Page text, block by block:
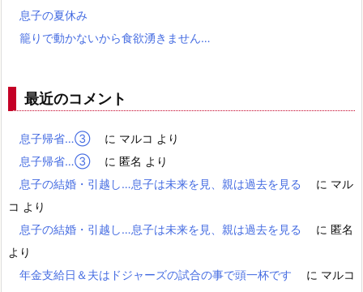
息子の夏休み
籠りで動かないから食欲湧きません…
最近のコメント
息子帰省…③ に マルコ より
息子帰省…③
に 匿名 より
息子の結婚・引越し…息子は未来を見、親は過去を見る
に マル
コ より
息子の結婚・引越し…息子は未来を見、親は過去を見る
に 匿名
より
年金支給日＆夫はドジャーズの試合の事で頭一杯です
に マルコ